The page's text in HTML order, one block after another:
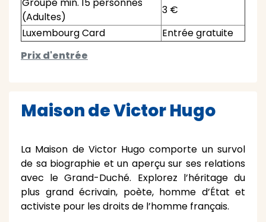
Prix d'entrée
(Adultes)
3 €
Luxembourg Card
Entrée gratuite
Maison de Victor Hugo
La Maison de Victor Hugo comporte un survol
de sa biographie et un aperçu sur ses relations
avec le Grand-Duché. Explorez l’héritage du
plus grand écrivain, poète, homme d’État et
activiste pour les droits de l’homme français.